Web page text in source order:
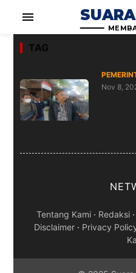
menu SUARA
TAG
Nov 8,
Tentang Kami · Redaksi ·
Disclaimer · Privacy